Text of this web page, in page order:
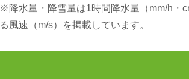
※降水量・降雪量は1時間降水量（mm/h・
る風速（m/s）を掲載しています。